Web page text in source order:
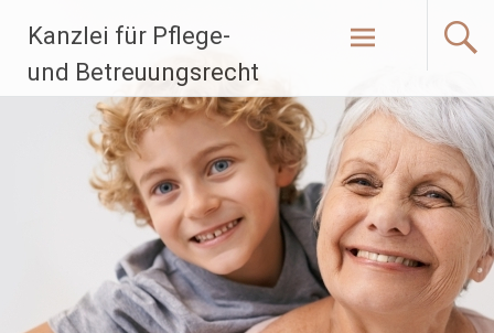
Inhalt
springen
Kanzlei für Pflege-
und Betreuungsrecht